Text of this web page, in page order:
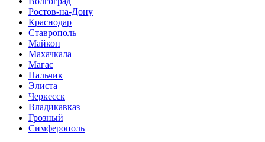
Ростов-на-Дону
Краснодар
Ставрополь
Майкоп
Махачкала
Магас
Нальчик
Элиста
Черкесск
Владикавказ
Грозный
Симферополь